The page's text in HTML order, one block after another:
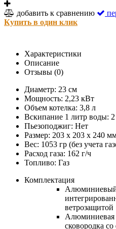
добавить к сравнению
Купить в один клик
Характеристики
Описание
Отзывы (0)
Диаметр: 23 см
Мощность: 2,23 кВт
Объем котелка: 3,8 л
Вскипание 1 литр воды:
Пьезоподжиг: Нет
Размер: 203 х 203 х 240
Вес: 1053 гр (без учета
Расход газа: 162 г/ч
Топливо: Газ
Комплектация
Алюминиевый
ветрозащитой
Алюминиевая
сковородка